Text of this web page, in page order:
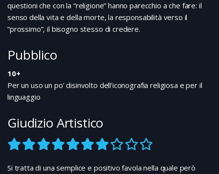
questioni che con la “religione” hanno parecchio a che fare: il
senso della vita e della morte, la responsabilità verso il
“prossimo”, il bisogno stesso di credere.
Pubblico
10+
Per un uso un po’ disinvolto dell’iconografia religiosa e per il
linguaggio
Giudizio Artistico
Si tratta di una semplice e positivo favola nella quale però